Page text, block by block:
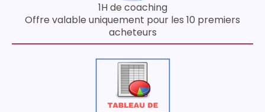
1H de coaching
Offre valable uniquement pour les 10 premiers
acheteurs